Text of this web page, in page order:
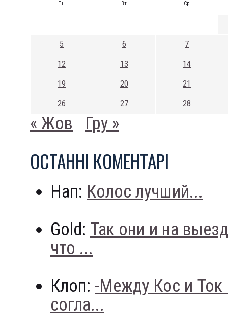
Пн Вт Ср
5 6 7
12 13 14
19 20 21
26 27 28
« Жов Гру »
ОСТАННI КОМЕНТАРI
Нап: Колос лучший...
Gold: Так они и на
что ...
Клоп: -Между Кос и
согла...